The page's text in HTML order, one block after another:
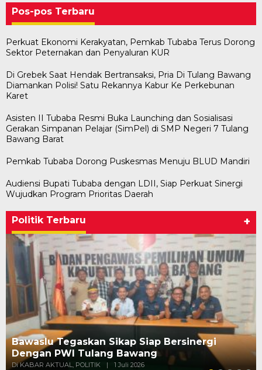
Pos-pos Terbaru
Perkuat Ekonomi Kerakyatan, Pemkab Tubaba Terus Dorong
Sektor Peternakan dan Penyaluran KUR
Di Grebek Saat Hendak Bertransaksi, Pria Di Tulang Bawang
Diamankan Polisi! Satu Rekannya Kabur Ke Perkebunan
Karet
Asisten II Tubaba Resmi Buka Launching dan Sosialisasi
Gerakan Simpanan Pelajar (SimPel) di SMP Negeri 7 Tulang
Bawang Barat
Pemkab Tubaba Dorong Puskesmas Menuju BLUD Mandiri
Audiensi Bupati Tubaba dengan LDII, Siap Perkuat Sinergi
Wujudkan Program Prioritas Daerah
Politik Terbaru +
Bawaslu Tegaskan Sikap Siap Bersinergi
Dengan PWI Tulang Bawang
Di KABAR AKTUAL, POLITIK | 1 Juli 2026